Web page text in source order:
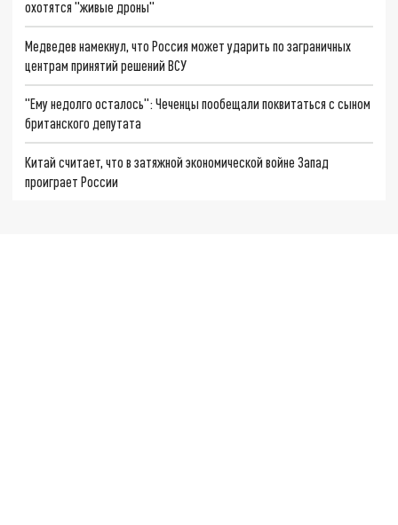
охотятся "живые дроны"
Медведев намекнул, что Россия может ударить по заграничных
центрам принятий решений ВСУ
"Ему недолго осталось": Чеченцы пообещали поквитаться с сыном
британского депутата
Китай считает, что в затяжной экономической войне Запад
проиграет России